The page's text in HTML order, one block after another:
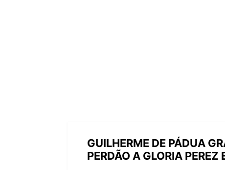
GUILHERME DE PÁDUA
PERDÃO A GLORIA PEREZ